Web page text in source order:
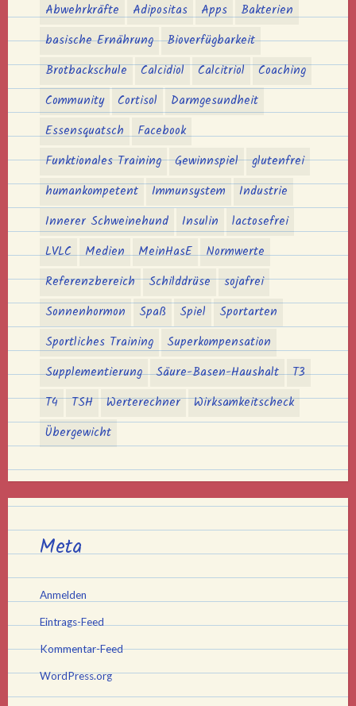
Abwehrkräfte Adipositas Apps
Bakterien
basische Ernährung
Bioverfügbarkeit
Brotbackschule
Calcidiol Calcitriol
Coaching
Community
Cortisol
Darmgesundheit
Essensquatsch
Facebook
Funktionales Training
Gewinnspiel
glutenfrei
humankompetent
Immunsystem
Industrie
Innerer Schweinehund
Insulin
lactosefrei
LVLC
Medien MeinHasE
Normwerte
Referenzbereich
Schilddrüse
sojafrei
Sonnenhormon
Spaß Spiel
Sportarten
Sportliches Training
Superkompensation
Supplementierung
Säure-Basen-Haushalt
T3
T4
TSH Werterechner
Wirksamkeitscheck
Übergewicht
Meta
Anmelden
Eintrags-Feed
Kommentar-Feed
WordPress.org